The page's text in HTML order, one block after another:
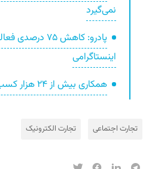
نمی‌گیرد
پادرو: کاهش ۷۵
اینستاگرامی
همکاری بیش از ۲۴ هزار کسب‌وکار اینستاگرامی با پادرو
تجارت اجتماعی تجارت الکترونیک